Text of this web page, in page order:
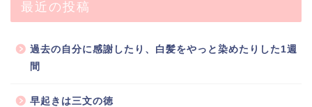
最近の投稿
過去の自分に感謝したり、白髪をやっと染めたりした1週
間
早起きは三文の徳